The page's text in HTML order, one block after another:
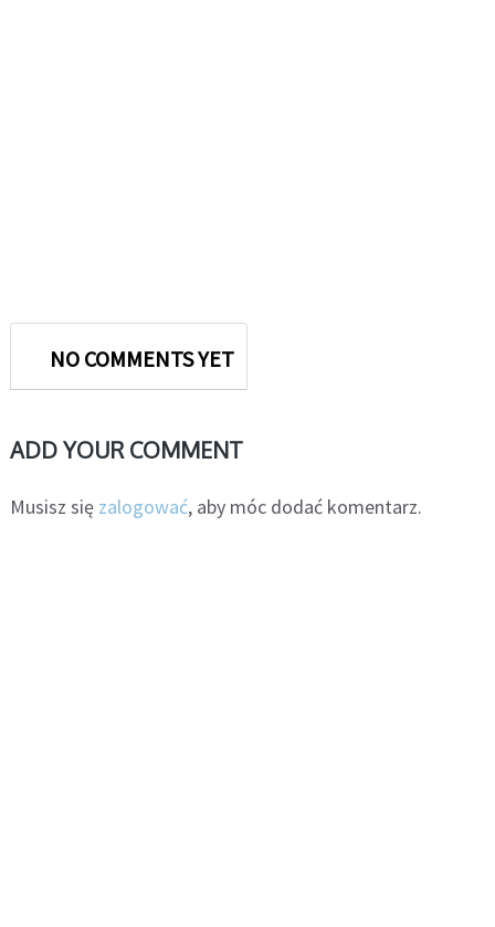
NO COMMENTS YET
ADD YOUR COMMENT
Musisz się zalogować, aby móc dodać komentarz.